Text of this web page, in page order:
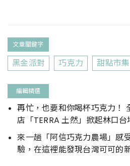
文章關鍵字
黑金派對 巧克力 甜點市集
編輯精選
再忙，也要和你喝杯巧克力！ 全台最多產區巧克力專門
店「TERRA 土然」掀起林口
來一趟「阿信巧克力農場」感
驗，在這裡能發現台灣可可的